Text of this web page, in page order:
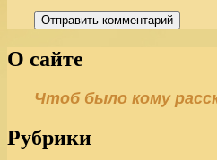
О сайте
Чтоб было кому
Рубрики